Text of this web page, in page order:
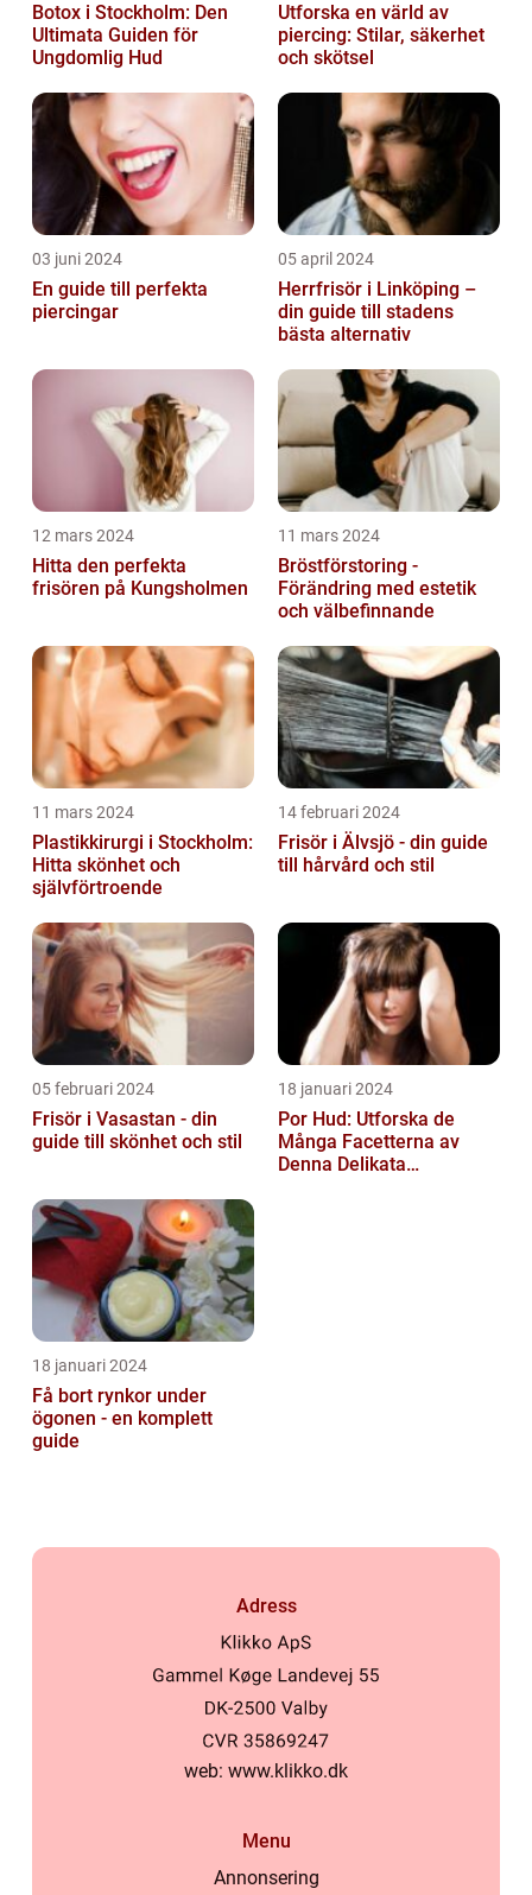
Botox i Stockholm: Den
Ultimata Guiden för
Ungdomlig Hud
Utforska en värld av
piercing: Stilar, säkerhet
och skötsel
03 juni 2024
En guide till perfekta
piercingar
05 april 2024
Herrfrisör i Linköping –
din guide till stadens
bästa alternativ
12 mars 2024
Hitta den perfekta
frisören på Kungsholmen
11 mars 2024
Bröstförstoring -
Förändring med estetik
och välbefinnande
11 mars 2024
Plastikkirurgi i Stockholm:
Hitta skönhet och
självförtroende
14 februari 2024
Frisör i Älvsjö - din guide
till hårvård och stil
05 februari 2024
Frisör i Vasastan - din
guide till skönhet och stil
18 januari 2024
Por Hud: Utforska de
Många Facetterna av
Denna Delikata
18 januari 2024
Få bort rynkor under
ögonen - en komplett
guide
Adress
web: www.klikko.dk
Menu
Annonsering